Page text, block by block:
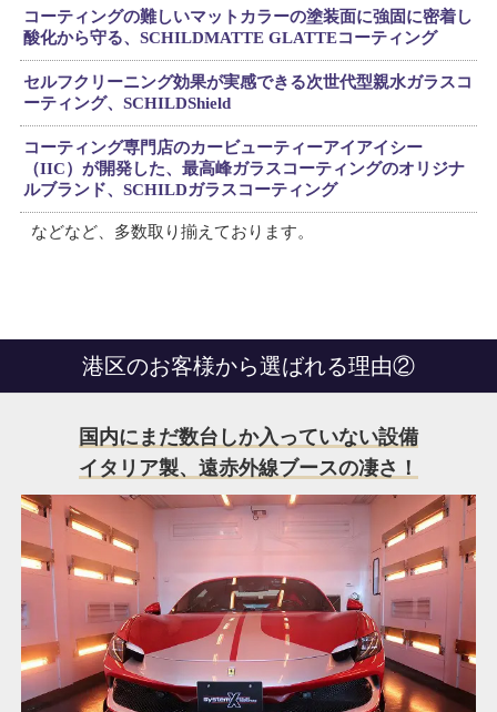
コーティングの難しいマットカラーの塗装面に強固に密着し
酸化から守る、SCHILDMATTE GLATTEコーティング
セルフクリーニング効果が実感できる次世代型親水ガラスコ
ーティング、SCHILDShield
コーティング専門店のカービューティーアイアイシー
（IIC）が開発した、最高峰ガラスコーティングのオリジナ
ルブランド、SCHILDガラスコーティング
などなど、多数取り揃えております。
港区のお客様から選ばれる理由②
国内にまだ数台しか入っていない設備
イタリア製、遠赤外線ブースの凄さ！